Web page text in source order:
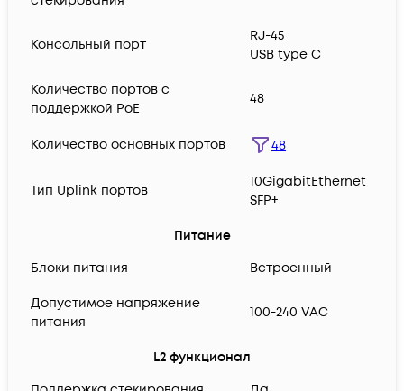
Консольный порт
RJ-45
USB type C
Количество портов с
поддержкой PoE
48
Количество основных портов 48
Тип Uplink портов
10GigabitEthernet
SFP+
Питание
Блоки питания
Встроенный
Допустимое напряжение
питания
100-240 VAC
L2 функционал